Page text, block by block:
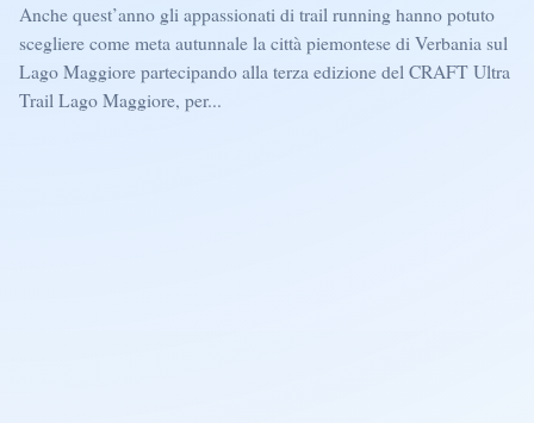
Anche quest’anno gli appassionati di trail running hanno potuto
scegliere come meta autunnale la città piemontese di Verbania sul
Lago Maggiore partecipando alla terza edizione del CRAFT Ultra
Trail Lago Maggiore, per...